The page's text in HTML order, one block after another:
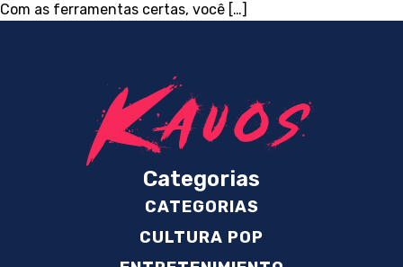
Com as ferramentas certas, você […]
Categorias
CATEGORIAS
CULTURA POP